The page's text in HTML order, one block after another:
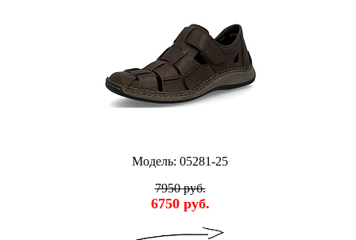
Модель: 05281-25
7950 руб.
6750 руб.